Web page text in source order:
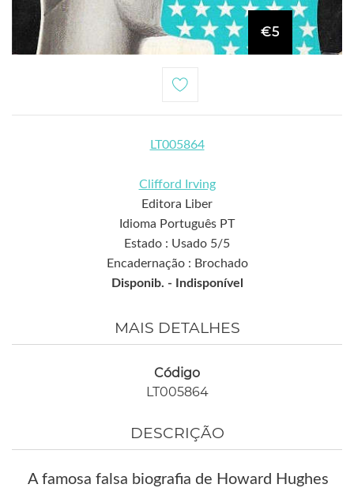
€5
LT005864
Clifford Irving
Editora Liber
Idioma Português PT
Estado : Usado 5/5
Encadernação : Brochado
Disponib. -
Indisponível
MAIS DETALHES
Código
LT005864
DESCRIÇÃO
A famosa falsa biografia de Howard Hughes